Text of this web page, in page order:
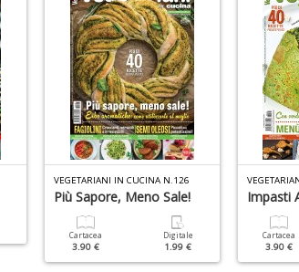
VEGETARIANI IN CUCINA N.126
Più Sapore, Meno Sale!
Cartacea
3.90 €
Digitale
1.99 €
Impasti
Cartacea
3.90 €